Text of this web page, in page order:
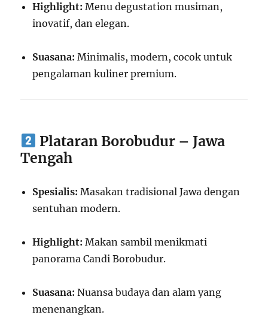
Highlight: Menu degustation musiman,
inovatif, dan elegan.
Suasana: Minimalis, modern, cocok untuk
pengalaman kuliner premium.
Plataran Borobudur – Jawa
Tengah
Spesialis: Masakan tradisional Jawa dengan
sentuhan modern.
Highlight: Makan sambil menikmati
panorama Candi Borobudur.
Suasana: Nuansa budaya dan alam yang
menenangkan.